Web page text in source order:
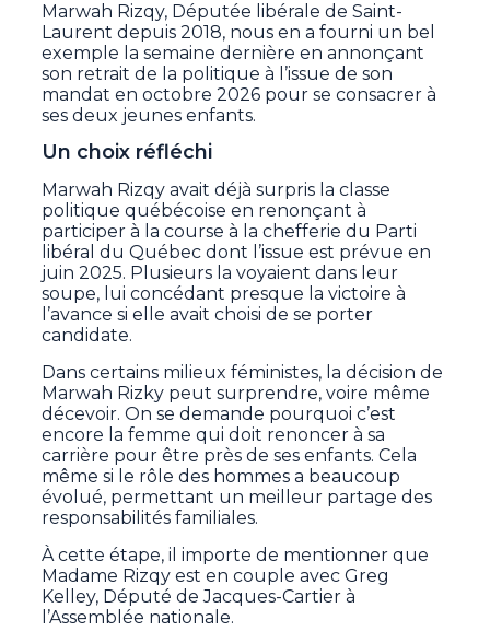
Marwah Rizqy, Députée libérale de Saint-
Laurent depuis 2018, nous en a fourni un bel
exemple la semaine dernière en annonçant
son retrait de la politique à l’issue de son
mandat en octobre 2026 pour se consacrer à
ses deux jeunes enfants.
Un choix réfléchi
Marwah Rizqy avait déjà surpris la classe
politique québécoise en renonçant à
participer à la course à la chefferie du Parti
libéral du Québec dont l’issue est prévue en
juin 2025. Plusieurs la voyaient dans leur
soupe, lui concédant presque la victoire à
l’avance si elle avait choisi de se porter
candidate.
Dans certains milieux féministes, la décision de
Marwah Rizky peut surprendre, voire même
décevoir. On se demande pourquoi c’est
encore la femme qui doit renoncer à sa
carrière pour être près de ses enfants. Cela
même si le rôle des hommes a beaucoup
évolué, permettant un meilleur partage des
responsabilités familiales.
À cette étape, il importe de mentionner que
Madame Rizqy est en couple avec Greg
Kelley, Député de Jacques-Cartier à
l’Assemblée nationale.